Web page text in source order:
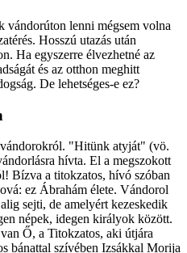
vándorúton lenni mégsem volna
Hosszú utazás után
Ha egyszerre élvezhetné az
és az otthon meghitt
De lehetséges-e ez?
"Hitünk atyját" (vö.
hívta. El a megszokott
Bízva a titokzatos, hívó szóban
ez Ábrahám élete. Vándorol
sejti, de amelyért kezeskedik
népek, idegen királyok között.
Ő, a Titokzatos, aki útjára
bánattal szívében Izsákkal Morija